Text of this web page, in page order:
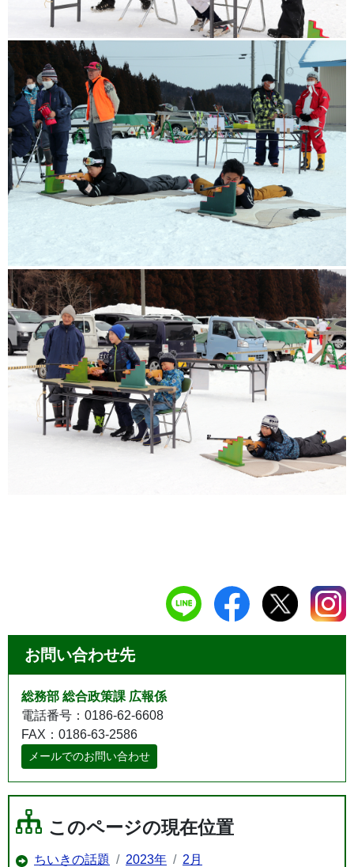
お問い合わせ先
総務部 総合政策課 広報係
電話番号：0186-62-6608
FAX：0186-63-2586
メールでのお問い合わせ
このページの現在位置
ちいきの話題 2023年 2月